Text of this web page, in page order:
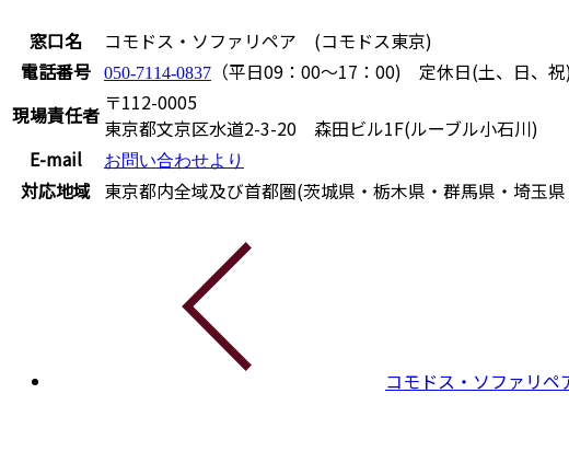
窓口名
コモドス・ソファリペア (コモドス東京)
電話番号
050-7114-0837
（平日09：00～17：00) 定休日(土、日、
現場責任者 〒112-0005
東京都文京区水道2-3-20 森田ビル1F(ルーブル小石川)
E-mail
お問い合わせより
対応地域 東京都内全域及び首都圏(茨城県・栃木県・群馬県・埼玉
コモドス・ソファリペ